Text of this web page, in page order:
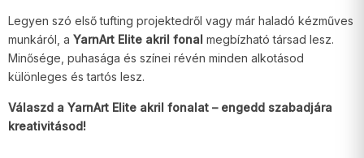
Legyen szó első tufting projektedről vagy már haladó kézműves
munkáról, a YarnArt Elite akril fonal megbízható társad lesz.
Minősége, puhasága és színei révén minden alkotásod
különleges és tartós lesz.
Válaszd a YarnArt Elite akril fonalat – engedd szabadjára
kreativitásod!